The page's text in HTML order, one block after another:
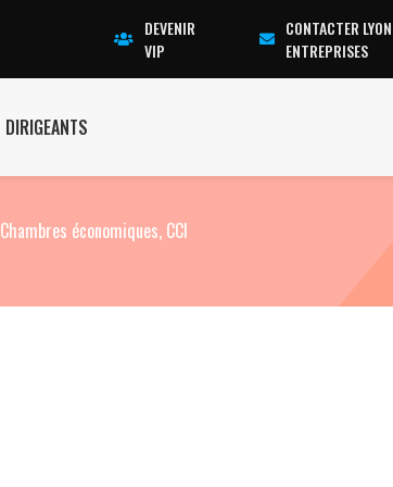
DEVENIR
VIP
CONTACTER LYON
ENTREPRISES
DIRIGEANTS
Chambres économiques, CCI